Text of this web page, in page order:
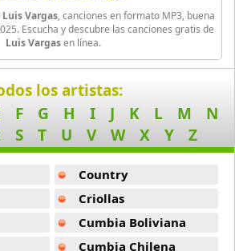
Luis Vargas, canciones en formato MP3, buena
Escucha y descubre las canciones gratis de
Luis Vargasen línea.
los artistas:
F G H I J K L M
N
S T U V W X Y Z
Country
Criollas
Cumbia Boliviana
Cumbia Chilena